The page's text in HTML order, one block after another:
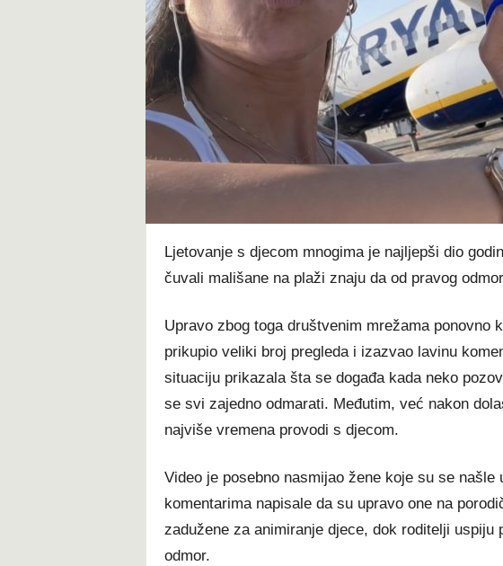
t
Ljetovanje s djecom mnogima je najljepši dio
čuvali mališane na plaži znaju da od pravog
Upravo zbog toga društvenim mrežama ponovno
prikupio veliki broj pregleda i izazvao lavinu
situaciju prikazala šta se događa kada neko
se svi zajedno odmarati. Međutim, već nakon
najviše vremena provodi s djecom.
Video je posebno nasmijao žene koje su se našle
komentarima napisale da su upravo one na
zadužene za animiranje djece, dok roditelji uspiju
odmor.